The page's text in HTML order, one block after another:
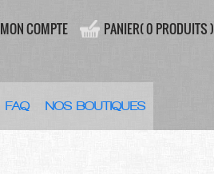
MON COMPTE PANIER( 0 PRODUITS )
FAQ NOS BOUTIQUES